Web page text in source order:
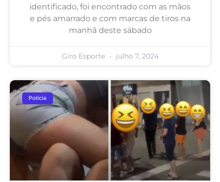
identificado, foi encontrado com as mãos
e pés amarrado e com marcas de tiros na
manhã deste sábado
Giro Esporte julho 7, 2024
Polícia